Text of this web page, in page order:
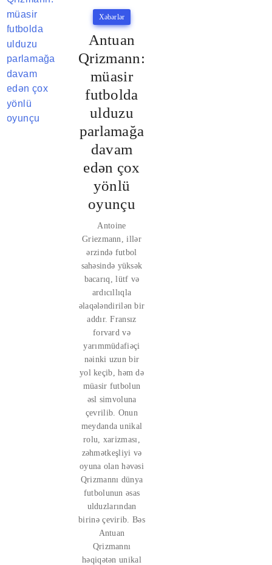
Xəbərlər
Antuan
Qrizmann:
müasir
futbolda
ulduzu
parlamağa
davam
edən çox
yönlü
oyunçu
Antoine
Griezmann, illər
ərzində futbol
sahəsində yüksək
bacarıq, lütf və
ardıcıllıqla
əlaqələndirilən bir
addır. Fransız
forvard və
yarımmüdafiəçi
nəinki uzun bir
yol keçib, həm də
müasir futbolun
əsl simvoluna
çevrilib. Onun
meydanda unikal
rolu, xarizması,
zəhmətkeşliyi və
oyuna olan həvəsi
Qrizmannı dünya
futbolunun əsas
ulduzlarından
birinə çevirib. Bəs
Antuan
Qrizmannı
həqiqətən unikal